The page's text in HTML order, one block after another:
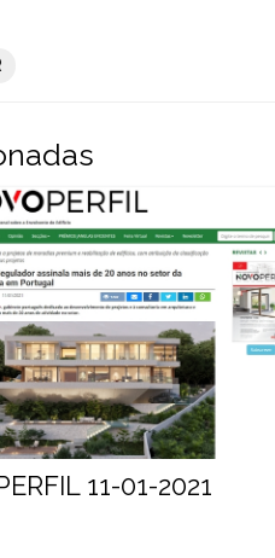
11-01-2021